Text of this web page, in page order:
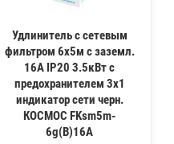
Удлинитель с сетевым
фильтром 6х5м с заземл.
16А IP20 3.5кВт с
предохранителем 3х1
индикатор сети черн.
КОСМОС FKsm5m-
6g(B)16A